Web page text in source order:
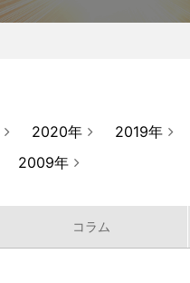
2020年 2019年
2009年
コラム